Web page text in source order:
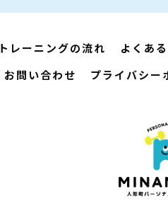
トレーニングの流れ よくあ
お問い合わせ プライバシー